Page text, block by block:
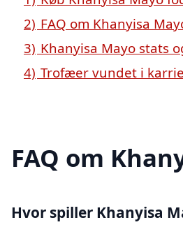
2) FAQ om Khanyisa
3) Khanyisa Mayo stats
4) Trofæer vundet i
FAQ om
Hvor spiller Khanyisa